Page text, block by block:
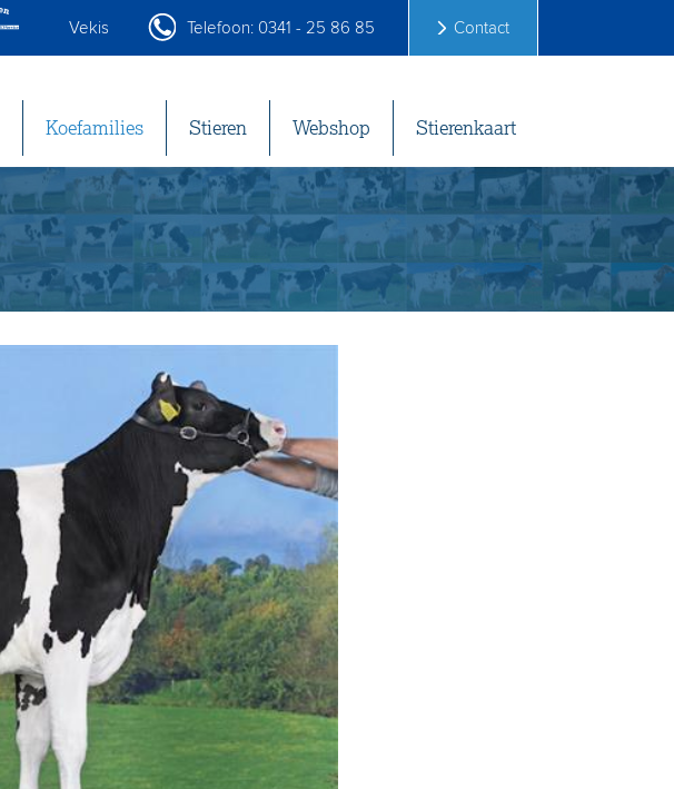
Vekis Telefoon: 0341 - 25 86 85 Contact
Koefamilies Stieren Webshop Stierenkaart